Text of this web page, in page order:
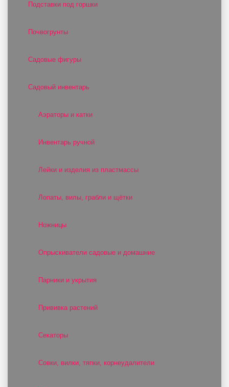
Подставки под горшки
Почвогрунты
Садовые фигуры
Садовый инвентарь
Аэраторы и катки
Инвентарь ручной
Лейки и изделия из пластмассы
Лопаты, вилы, грабли и щётки
Ножницы
Опрыскиватели садовые и домашние
Парники и укрытия
Прививка растений
Секаторы
Совки, вилки, тяпки, корнеудалители